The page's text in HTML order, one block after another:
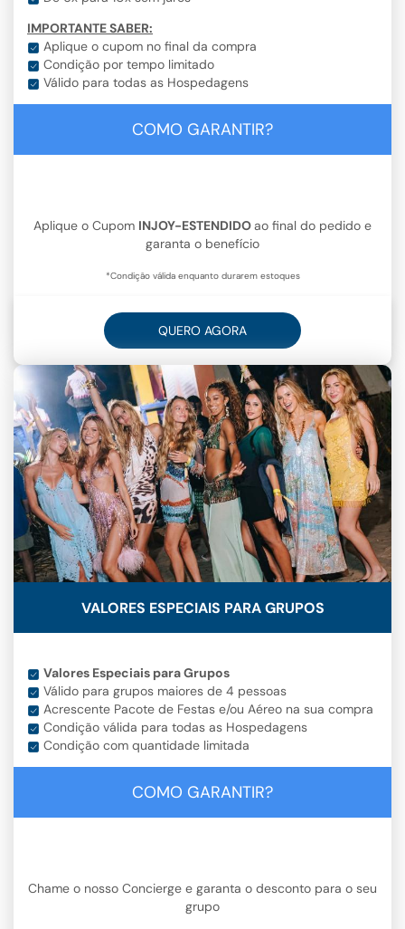
IMPORTANTE SABER:
Aplique o cupom no final da compra
Condição por tempo limitado
Válido para todas as Hospedagens
COMO GARANTIR?
Aplique o Cupom INJOY-ESTENDIDOao final do pedido e
garanta o benefício
*Condição válida enquanto durarem estoques
QUERO AGORA
VALORES ESPECIAIS PARA GRUPOS
Valores Especiais para Grupos
Válido para grupos maiores de 4 pessoas
Acrescente Pacote de Festas e/ou Aéreo na sua compra
Condição válida para todas as Hospedagens
Condição com quantidade limitada
COMO GARANTIR?
Chame o nosso Concierge e garanta o desconto para o seu
grupo